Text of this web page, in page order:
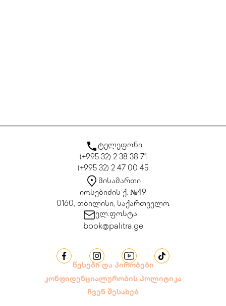
ტელეფონი
(+995 32) 2 38 38 71
(+995 32) 2 47 00 45
მისამართი
იოსებიძის ქ. №49
0160, თბილისი, საქართველო
ელ.ფოსტა
book@palitra.ge
წესები და პირობები
კონფიდენციალურობის პოლიტიკა
ჩვენ შესახებ